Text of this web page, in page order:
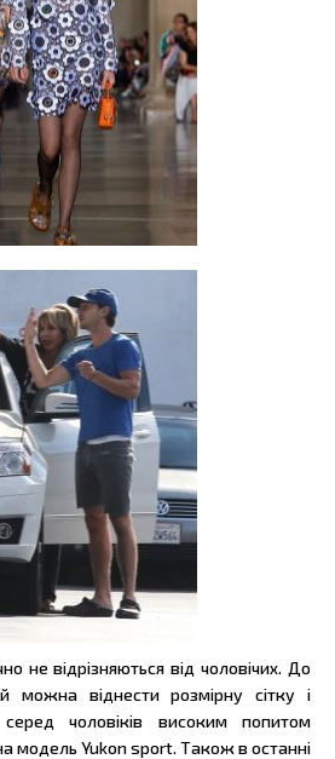
не відрізняються від чоловічих. До
можна віднести розмірну сітку і
чоловіків високим попитом
модель Yukon sport. Також в останні